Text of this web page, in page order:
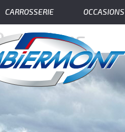
CARROSSERIE OCCASIONS